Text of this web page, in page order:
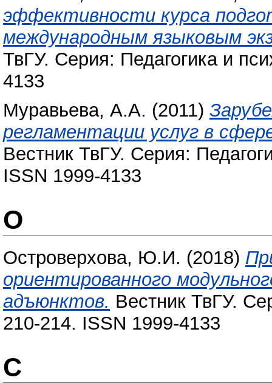
эффективности курса
международным языковым
ТвГУ. Серия: Педагогика и
4133
Муравьева, А.А. (2011)
регламентации услуг в
Вестник ТвГУ. Серия:
ISSN 1999-4133
О
Островерхова, Ю.И. (2018)
ориентированного
адъюнктов. Вестник ТвГУ.
210-214. ISSN 1999-4133
С